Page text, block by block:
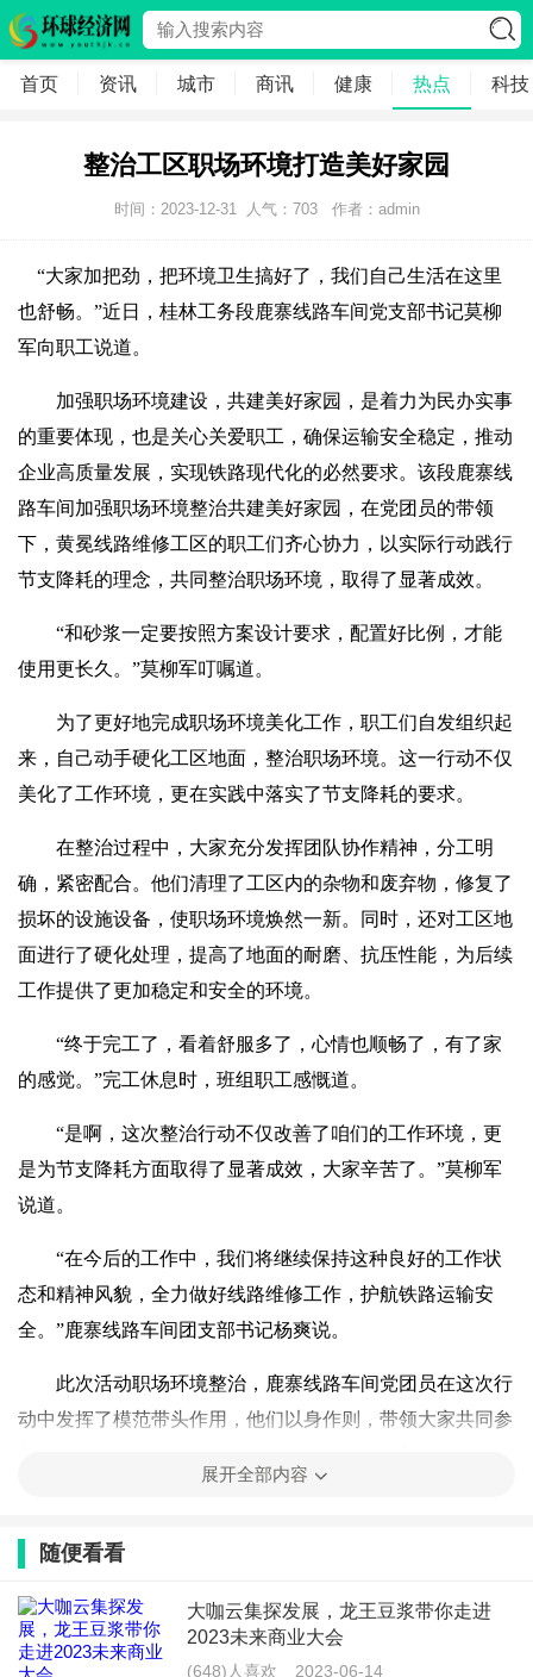
首页 资讯 城市 商讯 健康 热点 科技
整治工区职场环境打造美好家园
时间：2023-12-31 人气： 703 作者：admin
“大家加把劲，把环境卫生搞好了，我们自己生活在这里
也舒畅。”近日，桂林工务段鹿寨线路车间党支部书记莫柳
军向职工说道。
加强职场环境建设，共建美好家园，是着力为民办实事
的重要体现，也是关心关爱职工，确保运输安全稳定，推动
企业高质量发展，实现铁路现代化的必然要求。该段鹿寨线
路车间加强职场环境整治共建美好家园，在党团员的带领
下，黄冕线路维修工区的职工们齐心协力，以实际行动践行
节支降耗的理念，共同整治职场环境，取得了显著成效。
“和砂浆一定要按照方案设计要求，配置好比例，才能
使用更长久。”莫柳军叮嘱道。
为了更好地完成职场环境美化工作，职工们自发组织起
来，自己动手硬化工区地面，整治职场环境。这一行动不仅
美化了工作环境，更在实践中落实了节支降耗的要求。
在整治过程中，大家充分发挥团队协作精神，分工明
确，紧密配合。他们清理了工区内的杂物和废弃物，修复了
损坏的设施设备，使职场环境焕然一新。同时，还对工区地
面进行了硬化处理，提高了地面的耐磨、抗压性能，为后续
工作提供了更加稳定和安全的环境。
“终于完工了，看着舒服多了，心情也顺畅了，有了家
的感觉。”完工休息时，班组职工感慨道。
“是啊，这次整治行动不仅改善了咱们的工作环境，更
是为节支降耗方面取得了显著成效，大家辛苦了。”莫柳军
说道。
“在今后的工作中，我们将继续保持这种良好的工作状
态和精神风貌，全力做好线路维修工作，护航铁路运输安
全。”鹿寨线路车间团支部书记杨爽说。
此次活动职场环境整治，鹿寨线路车间党团员在这次行
动中发挥了模范带头作用，他们以身作则，带领大家共同参
最新文章
度在线
(710)人喜欢
展开全部内容
随便看看
大咖云集探发展，龙王豆浆带你走进
2023未来商业大会
(648)人喜欢 2023-06-14